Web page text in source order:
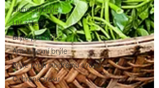
Sluneční brýle
UV záření
Brýle pro řidiče
Antireflexní brýle
Brýle proti modrému světlu
Ochrana zraku